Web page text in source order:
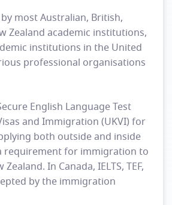
by most Australian, British,
Zealand academic institutions,
institutions in the United
professional organisations
English Language Test
and Immigration (UKVI) for
both outside and inside
requirement for immigration to
In Canada, IELTS, TEF,
by the immigration